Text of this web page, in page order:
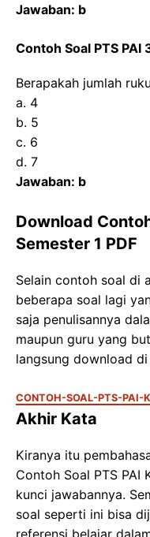
Jawaban: b
Contoh Soal PTS PAI
Berapakah jumlah
a. 4
b. 5
c. 6
d. 7
Jawaban: b
Download
Semester 1 PDF
Selain contoh soal di
beberapa soal lagi
saja penulisannya
maupun guru yang
langsung download
CONTOH-SOAL-PTS-PAI-
Akhir Kata
Kiranya itu
Contoh Soal PTS PAI
kunci jawabannya.
soal seperti ini bisa
referensi belajar